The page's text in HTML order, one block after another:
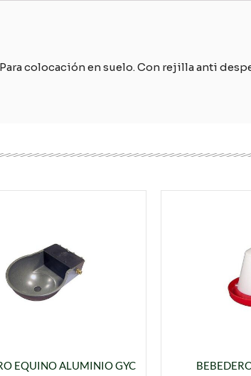
colocación en suelo. Con rejilla anti
EQUINO ALUMINIO GYC